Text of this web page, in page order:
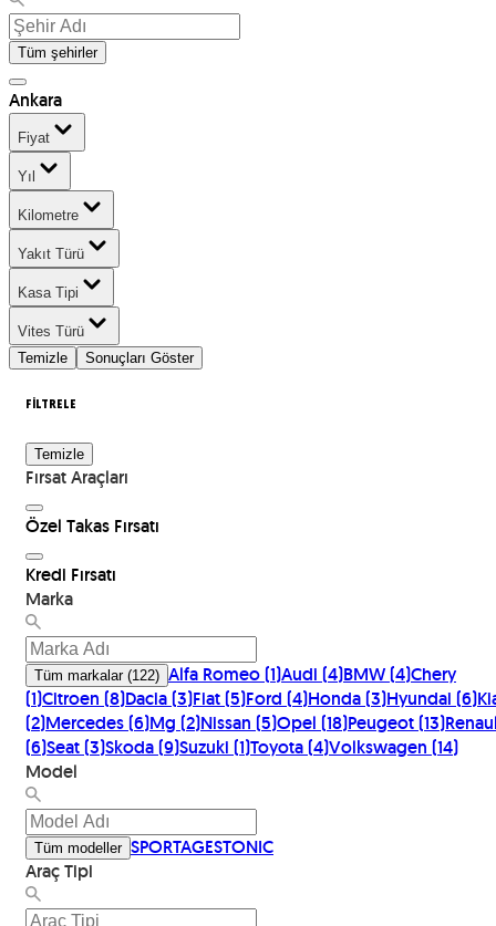
Tüm şehirler
Ankara
Fiyat
Yıl
Kilometre
Yakıt Türü
Kasa Tipi
Vites Türü
Temizle
Sonuçları Göster
FİLTRELE
Temizle
Fırsat Araçları
Özel Takas Fırsatı
Kredi Fırsatı
Marka
Tüm markalar( 122) Alfa Romeo(1)Audi(4)BMW(4)Chery
(1)Citroen(8)Dacia(3)Fiat(5)Ford(4)Honda(3)Hyundai(6)Kia
(2)Mercedes(6)Mg(2)Nissan(5)Opel(18)Peugeot(13)
(6)Seat(3)Skoda(9)Suzuki(1)Toyota(4)Volkswagen(14)
Model
Tüm modeller SPORTAGESTONIC
Araç Tipi